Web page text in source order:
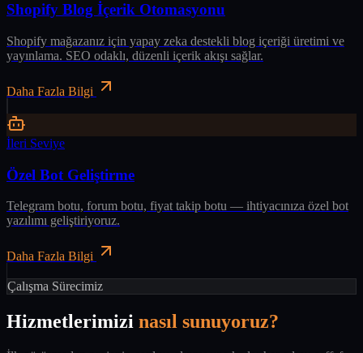
Shopify Blog İçerik Otomasyonu
Shopify mağazanız için yapay zeka destekli blog içeriği üretimi ve
yayınlama. SEO odaklı, düzenli içerik akışı sağlar.
Daha Fazla Bilgi
İleri Seviye
Özel Bot Geliştirme
Telegram botu, forum botu, fiyat takip botu — ihtiyacınıza özel bot
yazılımı geliştiriyoruz.
Daha Fazla Bilgi
Çalışma Sürecimiz
Hizmetlerimizi nasıl sunuyoruz?